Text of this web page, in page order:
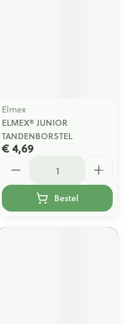
Elmex
ELMEX® JUNIOR
TANDENBORSTEL
€ 4,69
Bestel